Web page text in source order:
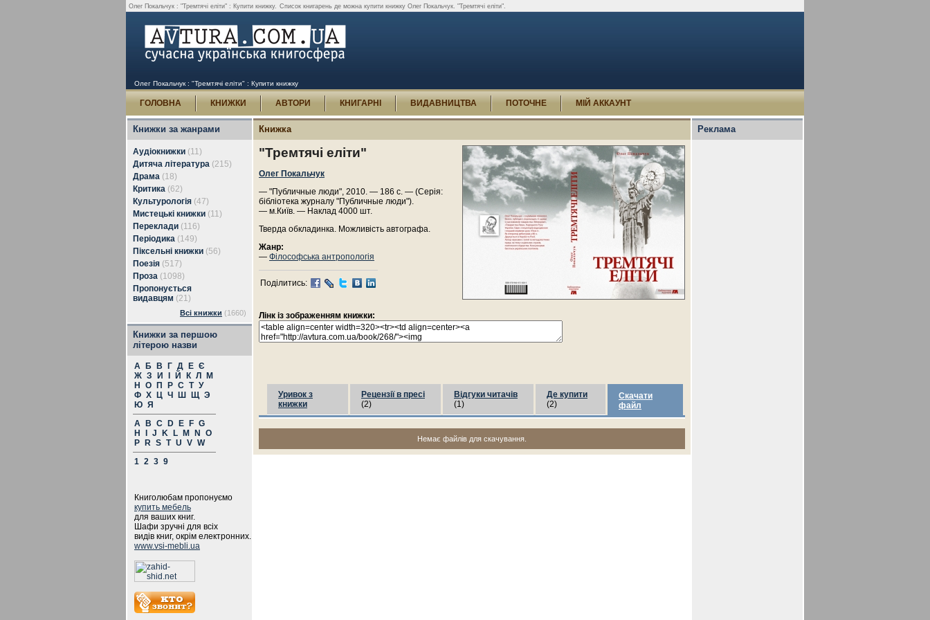
Олег Покальчук : "Тремтячі еліти" : Купити книжку. Список книгарень де можна купити книжку Олег Покальчук. "Тремтячі еліти".
Олег Покальчук : "Тремтячі еліти" : Купити книжку
ГОЛОВНА КНИЖКИ АВТОРИ КНИГАРНІ ВИДАВНИЦТВА ПОТОЧНЕ МІЙ АККАУНТ
Книжки за жанрами
Аудіокнижки (11)
Дитяча література (215)
Драма (18)
Критика (62)
Культурологія (47)
Мистецькі книжки (11)
Переклади (116)
Періодика (149)
Піксельні книжки (56)
Поезія (517)
Проза (1098)
Пропонується
видавцям (21)
Всі книжки (1660)
Книжки за першою
літерою назви
А Б В Г Д Е Є
Ж З И Й К Л
М
Н
О П Р С Т У
Ф Х Ц Ч Ш Щ Э
Ю Я
A
B C D E F G
H
J K L M N
O
P
R S T U V W
1 2 3 9
Книголюбам пропонуємо
купить мебель
для ваших книг.
Шафи зручні для всіх
видів книг, окрім електронних.
www.vsi-mebli.ua
Книжка
"Тремтячі еліти"
Олег Покальчук
— "Публичные люди", 2010. — 186 с. — (Серія:
бібліотека журналу "Публичные люди").
— м.Київ. — Наклад 4000 шт.
Тверда обкладинка. Можливість автографа.
Жанр:
— Філософська антропологія
Поділитись:
Лінк із зображенням книжки:
Уривок з
книжки
Рецензії в пресі
(2)
Відгуки читачів
(1)
Де купити
(2)
Скачати
файл
Немає файлів для скачування.
Реклама